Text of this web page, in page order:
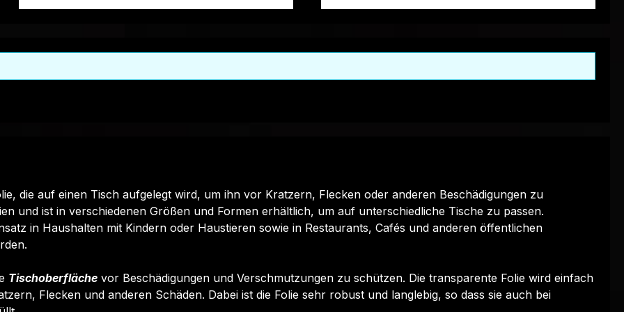
PVC Planen sind universell einsetzbar und
können Sie gerne im Feld Bemerkung
anfragen.Technische
InformationenKonfektionsart:PVC Plane,
WünschenMaterial:PVC-Klar, ca. 1.060
g/qmSaumfarbe:nach
WunschÖseninnendurchmesser:je nach
universell einsetzbar und eignen sich
anfragen. Technische
InformationenKonfektionsart:PVC Plane,
konfektioniert nach Ihren
BeigeÖseninnendurchmesser:je nach Wunsch
und
die auf einen Tisch aufgelegt wird, um ihn vor Kratzern, Flecken oder anderen Beschädigungen zu
und ist in verschiedenen Größen und Formen erhältlich, um auf unterschiedliche Tische zu passen.
in Haushalten mit Kindern oder Haustieren sowie in Restaurants, Cafés und anderen öffentlichen
Tischoberfläche vor Beschädigungen und Verschmutzungen zu schützen. Die transparente Folie wird einfach
Flecken und anderen Schäden. Dabei ist die Folie sehr robust und langlebig, so dass sie auch bei